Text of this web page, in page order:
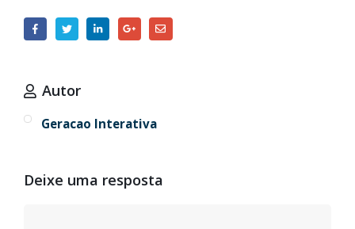
Autor
Geracao Interativa
Deixe uma resposta